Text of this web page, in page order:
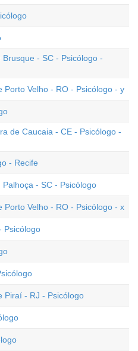
- SC - Psicólogo -
Porto Velho - RO - Psicólogo - y
de Caucaia - CE - Psicólogo -
- Recife
- SC - Psicólogo
Porto Velho - RO - Psicólogo - x
Psicólogo
Piraí - RJ - Psicólogo